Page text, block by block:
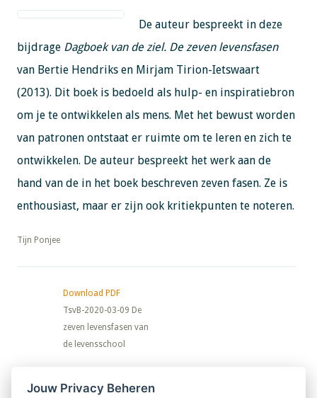
De auteur bespreekt in deze
bijdrage Dagboek van de ziel. De zeven levensfasen
van Bertie Hendriks en Mirjam Tirion-Ietswaart
(2013). Dit boek is bedoeld als hulp- en inspiratiebron
om je te ontwikkelen als mens. Met het bewust worden
van patronen ontstaat er ruimte om te leren en zich te
ontwikkelen. De auteur bespreekt het werk aan de
hand van de in het boek beschreven zeven fasen. Ze is
enthousiast, maar er zijn ook kritiekpunten te noteren.
​​​​​​​Tijn Ponjee
Download PDF
TsvB-2020-03-09 De
zeven levensfasen van
de levensschool
Nieuwsbrief
Jouw Privacy Beheren